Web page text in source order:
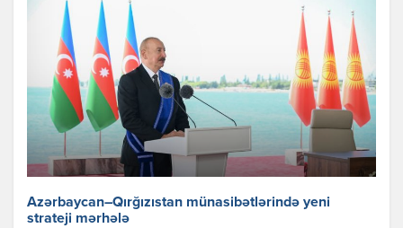
Azərbaycan–Qırğızıstan münasibətlərində yeni
strateji mərhələ